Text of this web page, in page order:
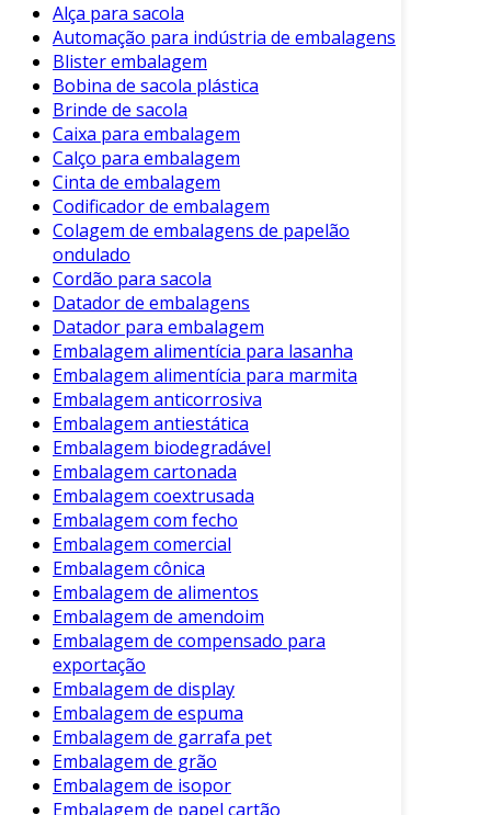
embalagens utilizadas seja recuperada e
reintegrada ao mercado. Além disso, o serviço é
projetado para atender empresas de diversos
setores, tornando-se uma solução adaptável às
necessidades específicas de cada negócio.
Os benefícios da reciclagem de embalagens são
evidentes, principalmente quando falamos em
competitividade. Em um mercado cada vez mais
consciente sobre questões ambientais, investir
nesse serviço lhe proporciona uma vantagem
significativa. As empresas que adotam práticas
sustentáveis não apenas atendem à demanda
dos consumidores por responsabilidade
ambiental, mas também podem melhorar sua
imagem e reputação no mercado. Além dos
benefícios mencionados, a reciclagem pode
reduzir consideravelmente os custos com a
compra de novas matérias-primas, já que
produtos reciclados geralmente são menos
dispendiosos do que seus equivalentes virgens.
Adicionalmente, a implantação da reciclagem de
embalagens nas operações pode resultar em
ganhos significativos na eficiência operacional.
A prática permite a melhor gestão de resíduos
e a diminuição da quantidade de lixo gerado, o
que ajuda a otimizar o espaço físico da empresa
e, consequentemente, reduzir custos
relacionados ao descarte de resíduos. Esse
aspecto é crucial para empresas que buscam
Alça para sacola
Automação para indústria de embalagens
Blister embalagem
Bobina de sacola plástica
Brinde de sacola
Caixa para embalagem
Calço para embalagem
Cinta de embalagem
Codificador de embalagem
Colagem de embalagens de papelão
ondulado
Cordão para sacola
Datador de embalagens
Datador para embalagem
Embalagem alimentícia para lasanha
Embalagem alimentícia para marmita
Embalagem anticorrosiva
Embalagem antiestática
Embalagem biodegradável
Embalagem cartonada
Embalagem coextrusada
Embalagem com fecho
Embalagem comercial
Embalagem cônica
Embalagem de alimentos
Embalagem de amendoim
Embalagem de compensado para
exportação
Embalagem de display
Embalagem de espuma
Embalagem de garrafa pet
Embalagem de grão
Embalagem de isopor
Embalagem de papel cartão